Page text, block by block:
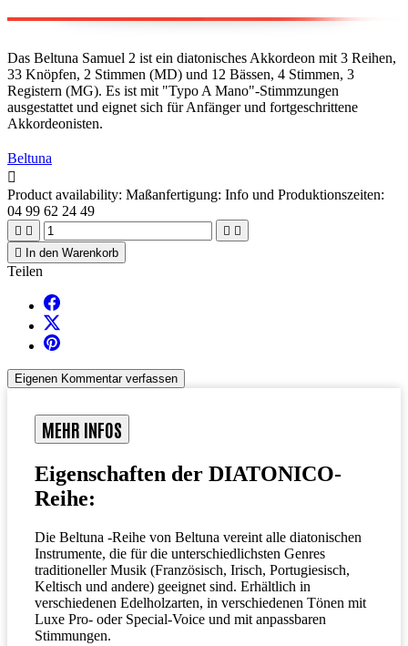
Das Beltuna Samuel 2 ist ein diatonisches Akkordeon mit 3 Reihen,
33 Knöpfen, 2 Stimmen (MD) und 12 Bässen, 4 Stimmen, 3
Registern (MG). Es ist mit "Typo A Mano"-Stimmzungen
ausgestattet und eignet sich für Anfänger und fortgeschrittene
Akkordeonisten.
Beltuna

Product availability: Maßanfertigung: Info und Produktionszeiten:
04 99 62 24 49
   
 In den Warenkorb
Teilen
Eigenen Kommentar verfassen
MEHR INFOS
Eigenschaften der DIATONICO-
Reihe:
Die Beltuna -Reihe von Beltuna vereint alle diatonischen
Instrumente, die für die unterschiedlichsten Genres
traditioneller Musik (Französisch, Irisch, Portugiesisch,
Keltisch und andere) geeignet sind. Erhältlich in
verschiedenen Edelholzarten, in verschiedenen Tönen mit
Luxe Pro- oder Special-Voice und mit anpassbaren
Stimmungen.